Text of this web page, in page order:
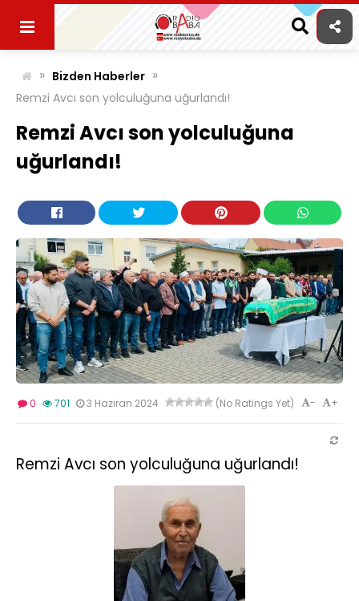
content
» Bizden Haberler »
Remzi Avcı son yolculuğuna uğurlandı!
Remzi Avcı son yolculuğuna
uğurlandı!
0 701 3 Haziran 2024 (No Ratings Yet) +
-
Remzi Avcı son yolculuğuna uğurlandı!